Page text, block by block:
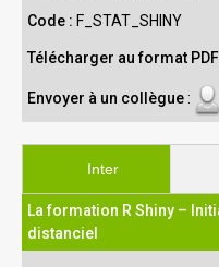
Code : F_STAT_SHINY
Télécharger au format PDF
Envoyer à un collègue:
Inter
La formation R Shiny –
distanciel